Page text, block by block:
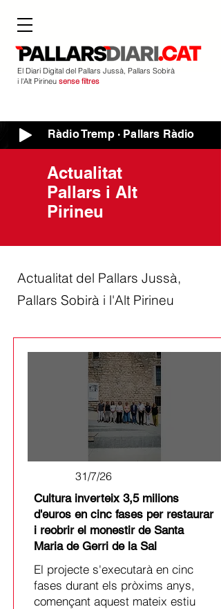
Ràdio Tremp · Pallars Ràdio
El Diari Digital del Pallars Jussà, Pallars Sobirà
i l'Alt Pirineu sense filtres
Actualitat
Pallars i Alt
Pirineu
Actualitat del Pallars Jussà,
Pallars Sobirà i l'Alt Pirineu
31/7/26
Cultura inverteix 3,5 milions
d'euros en cinc fases per restaurar
i reobrir el monestir de Santa
Maria de Gerri de la Sal
El projecte s'executarà en cinc
fases durant els pròxims anys,
començant aquest mateix estiu